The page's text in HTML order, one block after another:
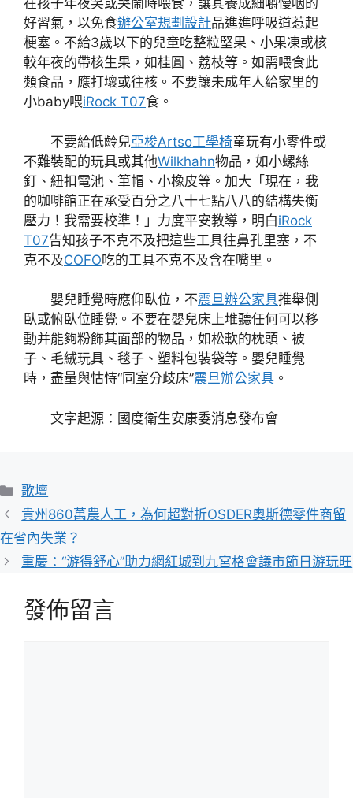
在孩子年夜笑或哭鬧時喂食，讓其養成細嚼慢咽的
好習氣，以免食辦公室規劃設計品進進呼吸道惹起
梗塞。不給3歲以下的兒童吃整粒堅果、小果凍或核
較年夜的帶核生果，如桂圓、荔枝等。如需喂食此
類食品，應打壞或往核。不要讓未成年人給家里的
小baby喂iRock T07食。
不要給低齡兒亞梭Artso工學椅童玩有小零件或
不難裝配的玩具或其他Wilkhahn物品，如小螺絲
釘、紐扣電池、筆帽、小橡皮等。加大「現在，我
的咖啡館正在承受百分之八十七點八八的結構失衡
壓力！我需要校準！」力度平安教導，明白iRock
T07告知孩子不克不及把這些工具往鼻孔里塞，不
克不及COFO吃的工具不克不及含在嘴里。
嬰兒睡覺時應仰臥位，不震旦辦公家具推舉側
臥或俯臥位睡覺。不要在嬰兒床上堆聽任何可以移
動并能夠粉飾其面部的物品，如松軟的枕頭、被
子、毛絨玩具、毯子、塑料包裝袋等。嬰兒睡覺
時，盡量與怙恃“同室分歧床”震旦辦公家具 。
文字起源：國度衛生安康委消息發布會
分
類
歌壇
貴州860萬農人工，為何超對折OSDER奧斯德零件商留
在省內失業？
重慶：“游得舒心”助力網紅城到九宮格會議市節日游玩旺
發佈留言